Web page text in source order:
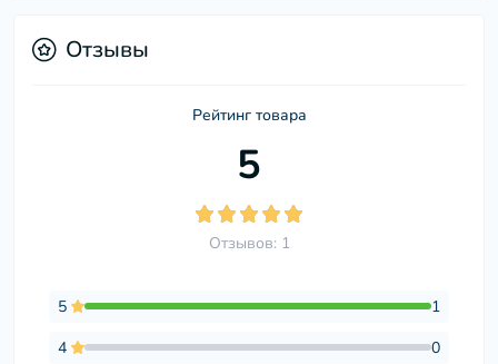
Отзывы
Рейтинг товара
5
Отзывов: 1
5
1
4
0